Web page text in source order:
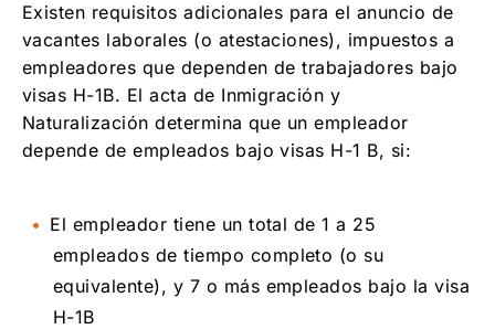
Existen requisitos adicionales para el anuncio de
vacantes laborales (o atestaciones), impuestos a
empleadores que dependen de trabajadores bajo
visas H-1B. El acta de Inmigración y
Naturalización determina que un empleador
depende de empleados bajo visas H-1 B, si:
El empleador tiene un total de 1 a 25
empleados de tiempo completo (o su
equivalente), y 7 o más empleados bajo la visa
H-1B